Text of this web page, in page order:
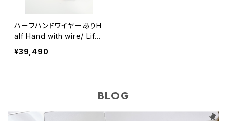
ハーフハンドワイヤーありH
alf Hand with wire/ Life
Like ,Winter
¥39,490
BLOG